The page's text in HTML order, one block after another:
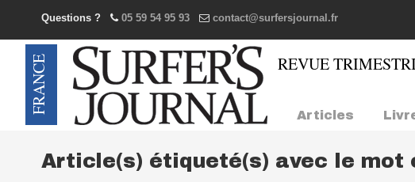
Questions ? 05 59 54 95 93 contact@surfersjournal.fr
Articles
Navigation
Article(s) étiqueté(s) avec le mot